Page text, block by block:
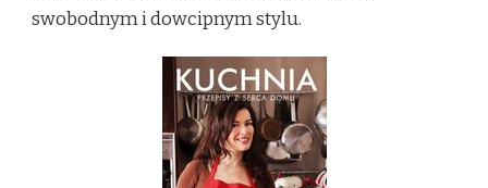
swobodnym i dowcipnym stylu.